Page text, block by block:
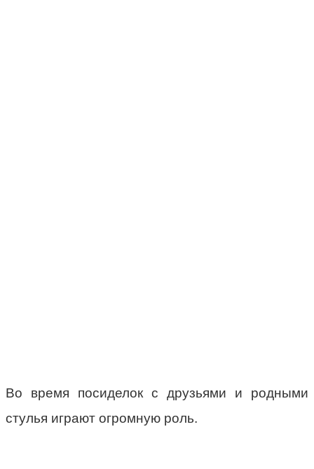
Во время посиделок с друзьями и родными
стулья играют огромную роль.